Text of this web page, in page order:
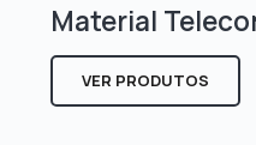
Material
VER PRODUTOS